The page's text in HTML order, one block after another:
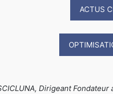
ACTUS
Dirigeant